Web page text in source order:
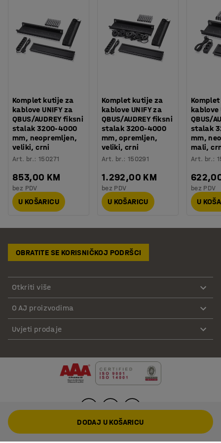
Komplet kutije za
kablove UNIFY za
QBUS/AUDREY fiksni
stalak 3200-4000
mm, neopremljen,
veliki, crni
Art. br.:150271
853,00 KM
bez PDV
U KOŠARICU
Komplet kutije za
kablove UNIFY za
QBUS/AUDREY fiksni
stalak 3200-4000
mm, opremljen,
veliki, crni
Art. br.: 150291
1.292,00 KM
bez PDV
U KOŠARICU
kablove
QBUS/
stalak
mm,
mali,
Art. br.:
bez PDV
U
OBRATITE SE KORISNIČKOJ PODRŠCI
Otkriti više
O AJ proizvodima
Uvjeti prodaje
DODAJ U KOŠARICU